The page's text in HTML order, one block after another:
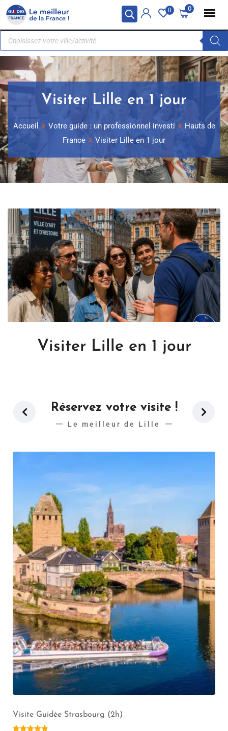
Panneau de gestion des cookies 0
0
Visiter Lille en 1 jour
Accueil Votre guide : un professionnel investi
Hauts de
France
Visiter Lille en 1 jour
Visiter Lille en 1 jour
Réservez votre visite !
Le meilleur de Lille
Excursion Colmar Riquewihr Kaysersberg, Van 2 à 7
pers, (8h)